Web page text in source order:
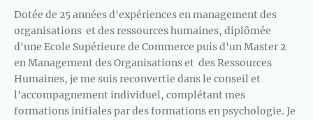
Dotée de 25 années d'expériences en management des
organisations et des ressources humaines, diplômée
d'une Ecole Supérieure de Commerce puis d'un Master 2
en Management des Organisations et des Ressources
Humaines, je me suis reconvertie dans le conseil et
l'accompagnement individuel, complétant mes
formations initiales par des formations en psychologie. Je